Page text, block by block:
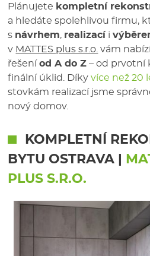
Plánujete kompletní
a hledáte spolehlivou firmu,
s návrhem, realizací i
v MATTES plus s.r.o. vám
řešeníod A do Z – od prvotní
finální úklid. Díkyvíce než 20
stovkám realizací jsme
nový domov.
KOMPLETNÍ
BYTU OSTRAVA
PLUS S.R.O.